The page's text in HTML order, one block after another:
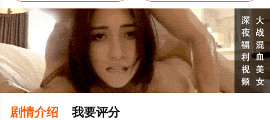
剧情介绍 我要评分